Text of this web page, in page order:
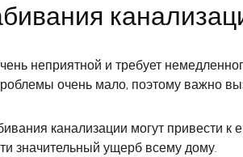
неприятной и требует
очень мало, поэтому важно
канализации могут привести
значительный ущерб всему дому.